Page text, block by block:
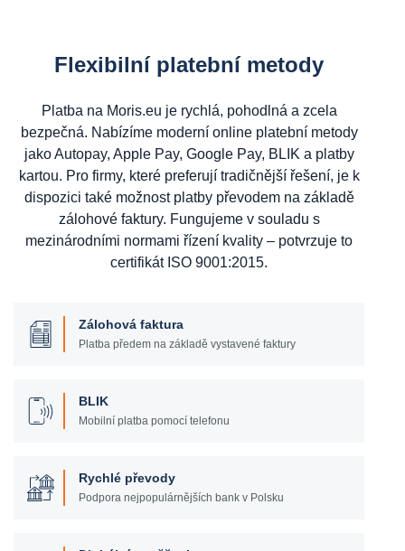
Flexibilní platební metody
Platba na Moris.eu je rychlá, pohodlná a zcela
bezpečná. Nabízíme moderní online platební metody
jako Autopay, Apple Pay, Google Pay, BLIK a platby
kartou. Pro firmy, které preferují tradičnější řešení, je k
dispozici také možnost platby převodem na základě
zálohové faktury. Fungujeme v souladu s
mezinárodními normami řízení kvality – potvrzuje to
certifikát ISO 9001:2015.
Zálohová faktura
Platba předem na základě vystavené faktury
BLIK
Mobilní platba pomocí telefonu
Rychlé převody
Podpora nejpopulárnějších bank v Polsku